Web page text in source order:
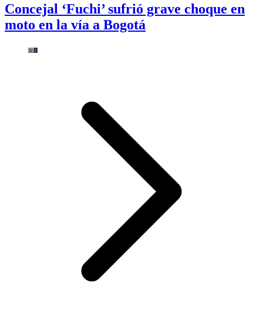
Concejal ‘Fuchi’ sufrió grave choque en
moto en la vía a Bogotá